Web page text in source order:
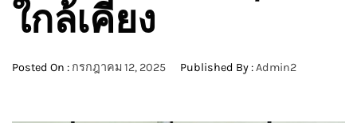
ใกล้เคียง
Posted On : กรกฎาคม 12, 2025 Published By :Admin2